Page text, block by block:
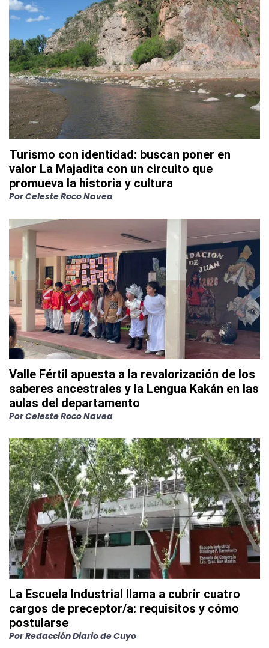
Turismo con identidad: buscan poner en
valor La Majadita con un circuito que
promueva la historia y cultura
PorCeleste Roco Navea
Valle Fértil apuesta a la revalorización de los
saberes ancestrales y la Lengua Kakán en las
aulas del departamento
PorCeleste Roco Navea
La Escuela Industrial llama a cubrir cuatro
cargos de preceptor/a: requisitos y cómo
postularse
PorRedacción Diario de Cuyo